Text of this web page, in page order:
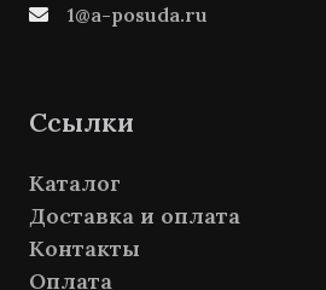
1@a-posuda.ru
Ссылки
Каталог
Доставка и оплата
Контакты
Оплата